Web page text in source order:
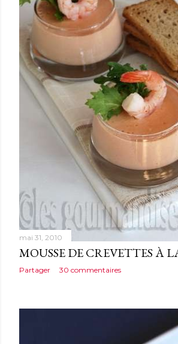
e
s
mai 31, 2010
MOUSSE DE CREVETTES À
Partager 30 commentaires